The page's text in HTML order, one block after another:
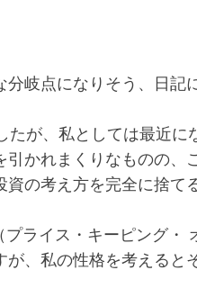
岐点になりそう、日記
、私としては最近に
かれまくりなものの
の考え方を完全に捨て
イス・キーピング・
、私の性格を考える